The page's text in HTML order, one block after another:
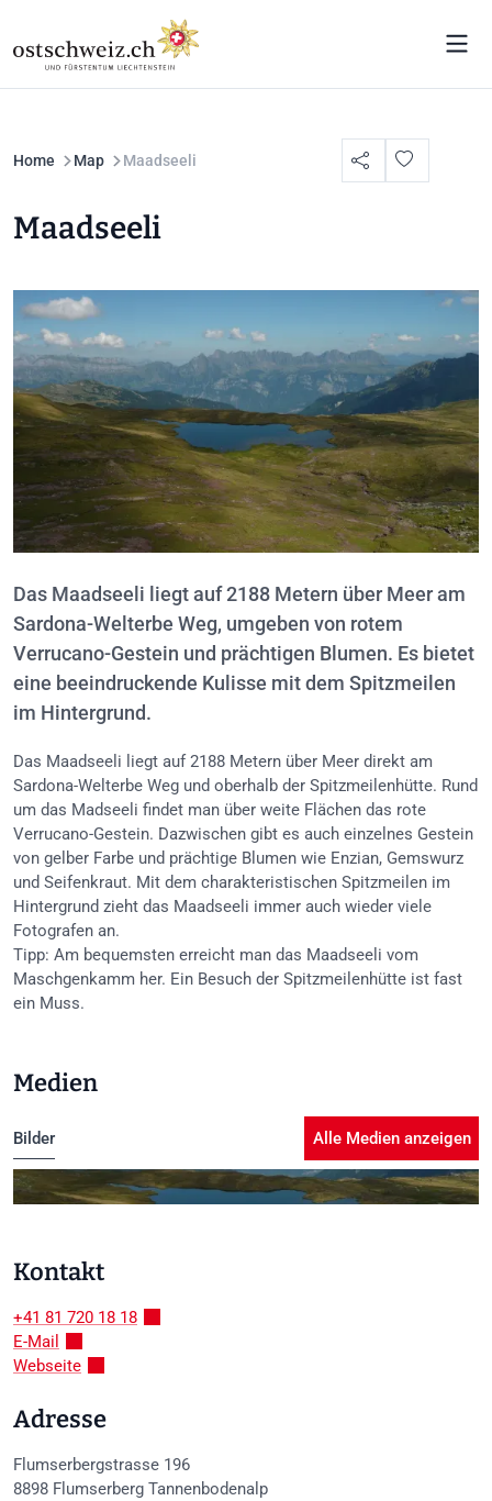
Home Map Maadseeli
Maadseeli
Das Maadseeli liegt auf 2188 Metern über Meer am
Sardona-Welterbe Weg, umgeben von rotem
Verrucano-Gestein und prächtigen Blumen. Es bietet
eine beeindruckende Kulisse mit dem Spitzmeilen
im Hintergrund.
Das Maadseeli liegt auf 2188 Metern über Meer direkt am
Sardona-Welterbe Weg und oberhalb der Spitzmeilenhütte. Rund
um das Madseeli findet man über weite Flächen das rote
Verrucano-Gestein. Dazwischen gibt es auch einzelnes Gestein
von gelber Farbe und prächtige Blumen wie Enzian, Gemswurz
und Seifenkraut. Mit dem charakteristischen Spitzmeilen im
Hintergrund zieht das Maadseeli immer auch wieder viele
Fotografen an.
Tipp: Am bequemsten erreicht man das Maadseeli vom
Maschgenkamm her. Ein Besuch der Spitzmeilenhütte ist fast
ein Muss.
Medien
Bilder Alle Medien anzeigen
Kontakt
+41 81 720 18 18
E-Mail
Webseite
Adresse
Flumserbergstrasse 196
8898 Flumserberg Tannenbodenalp